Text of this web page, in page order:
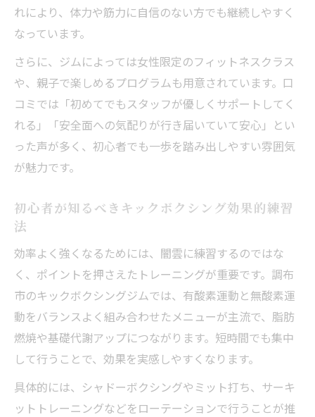
れにより、体力や筋力に自信のない方でも継続しやすく
なっています。
さらに、ジムによっては女性限定のフィットネスクラス
や、親子で楽しめるプログラムも用意されています。口
コミでは「初めてでもスタッフが優しくサポートしてく
れる」「安全面への気配りが行き届いていて安心」とい
った声が多く、初心者でも一歩を踏み出しやすい雰囲気
が魅力です。
初心者が知るべきキックボクシング効果的練習
法
効率よく強くなるためには、闇雲に練習するのではな
く、ポイントを押さえたトレーニングが重要です。調布
市のキックボクシングジムでは、有酸素運動と無酸素運
動をバランスよく組み合わせたメニューが主流で、脂肪
燃焼や基礎代謝アップにつながります。短時間でも集中
して行うことで、効果を実感しやすくなります。
具体的には、シャドーボクシングやミット打ち、サーキ
ットトレーニングなどをローテーションで行うことが推